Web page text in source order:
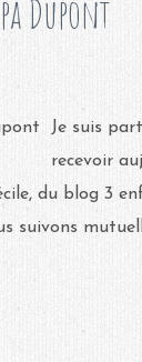
Dupont
Je suis
recevoir
du blog 3
suivons